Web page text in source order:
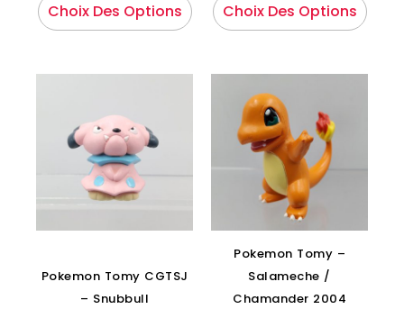
Choix Des Options Choix Des Options
Pokemon Tomy CGTSJ
– Snubbull
Pokemon Tomy –
Salameche /
Chamander 2004